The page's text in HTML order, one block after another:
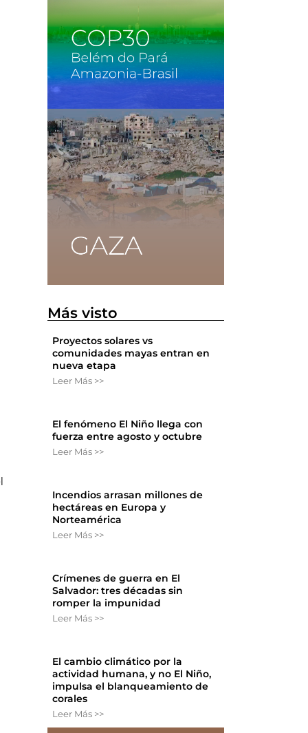
Más visto
Proyectos solares vs
comunidades mayas entran en
nueva etapa
Leer Más >>
El fenómeno El Niño llega con
fuerza entre agosto y octubre
Leer Más >>
Incendios arrasan millones de
hectáreas en Europa y
Norteamérica
Leer Más >>
Crímenes de guerra en El
Salvador: tres décadas sin
romper la impunidad
Leer Más >>
El cambio climático por la
actividad humana, y no El Niño,
impulsa el blanqueamiento de
corales
Leer Más >>